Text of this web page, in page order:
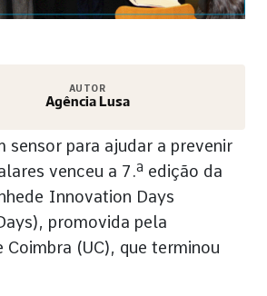
AUTOR
Agência Lusa
sensor para ajudar a prevenir
venceu a 7.ª edição da
Innovation Days
promovida pela
Coimbra (UC), que terminou